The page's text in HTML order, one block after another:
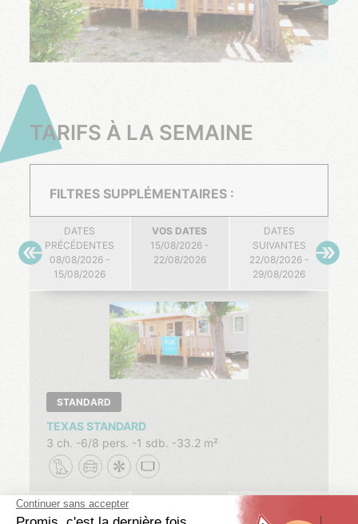
TARIFS À LA SEMAINE
DATES
PRÉCÉDENTES
08/08/2026 -
15/08/2026
VOS DATES
15/08/2026 -
22/08/2026
DATES
SUIVANTES
22/08/2026 -
29/08/2026
STANDARD
TEXAS STANDARD
3 ch.
6/8 pers. 1 sdb. 33.2 m²
08/08/2026 -
15/08/2026
22/08/2026
29/08/2026
FILTRES SUPPLÉMENTAIRES :